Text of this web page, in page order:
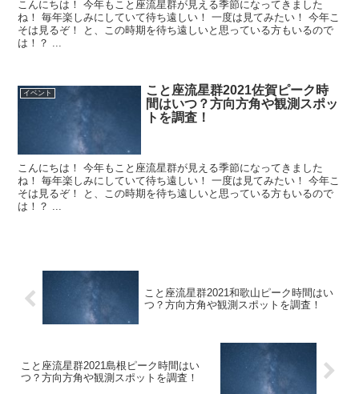
こんにちは！ 今年もこと座流星群が見える季節になってきました
ね！ 毎年楽しみにしていて待ち遠しい！ 一度は見てみたい！ 今年こ
そは見るぞ！ と、この時期を待ち遠しいと思っている方もいるので
は！？ ...
イベント
こと座流星群2021佐賀ピーク時
間はいつ？方向方角や観測スポッ
トを調査！
こんにちは！ 今年もこと座流星群が見える季節になってきました
ね！ 毎年楽しみにしていて待ち遠しい！ 一度は見てみたい！ 今年こ
そは見るぞ！ と、この時期を待ち遠しいと思っている方もいるので
は！？ ...
こと座流星群2021和歌山ピーク時間はい
つ？方向方角や観測スポットを調査！
こと座流星群2021島根ピーク時間はい
つ？方向方角や観測スポットを調査！